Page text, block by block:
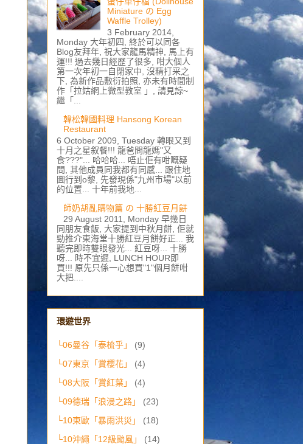
Miniature の Egg
Waffle Trolley)
3 February 2014,
Monday 大年初四, 終於可以同各
Blog友拜年, 祝大家龍馬精神, 馬上有
運!!! 過去幾日經歷了很多, 咁大個人
第一次年初一自閉家中, 沒精打采之
下, 為新作品敷衍拍照, 亦未有時間制
作「拉姑網上微型教室 」, 請見諒~
繼「...
韓松韓國料理 Hansong Korean
Restaurant
6 October 2009, Tuesday 轉眼又到
十月之星叙餐!!! 龍爸問龍媽"又
食???"... 哈哈哈... 唔止佢有咁嘅疑
問, 其他成員同我都有同感... 跟住地
圖行到o黎, 先發現係"九州市場"以前
的位置... 十年前我地...
師奶胡亂購物篇 の 十勝紅豆月餅
29 August 2011, Monday 早幾日
同朋友食飯, 大家提到中秋月餅, 佢就
勁推介東海堂十勝紅豆月餅好正... 我
聽完即時雙眼發光... 紅豆呀... 十勝
呀... 時不宜遲, LUNCH HOUR即
買!!! 原先只係一心想買"1"個月餅咁
大把....
環遊世界
└06曼谷「泰梳乎」
(9)
└07東京「賞櫻花」
(4)
└08大阪「賞紅葉」
(4)
└09德瑞「浪漫之路」
(23)
└10東歐「暴雨洪災」
(18)
└10沖繩「12級颱風」
(14)